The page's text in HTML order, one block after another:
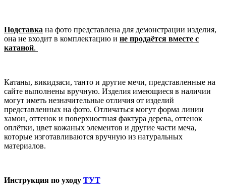
Подставка на фото представлена для демонстрации изделия,
она не входит в комплектацию и не продаётся вместе с
катаной.
Катаны, викидзаси, танто и другие мечи, представленные на
сайте выполнены вручную. Изделия имеющиеся в наличии
могут иметь незначительные отличия от изделий
представленных на фото. Отличаться могут форма линии
хамон, оттенок и поверхностная фактура дерева, оттенок
оплётки, цвет кожаных элементов и другие части меча,
которые изготавливаются вручную из натуральных
материалов.
Инструкция по уходу ТУТ